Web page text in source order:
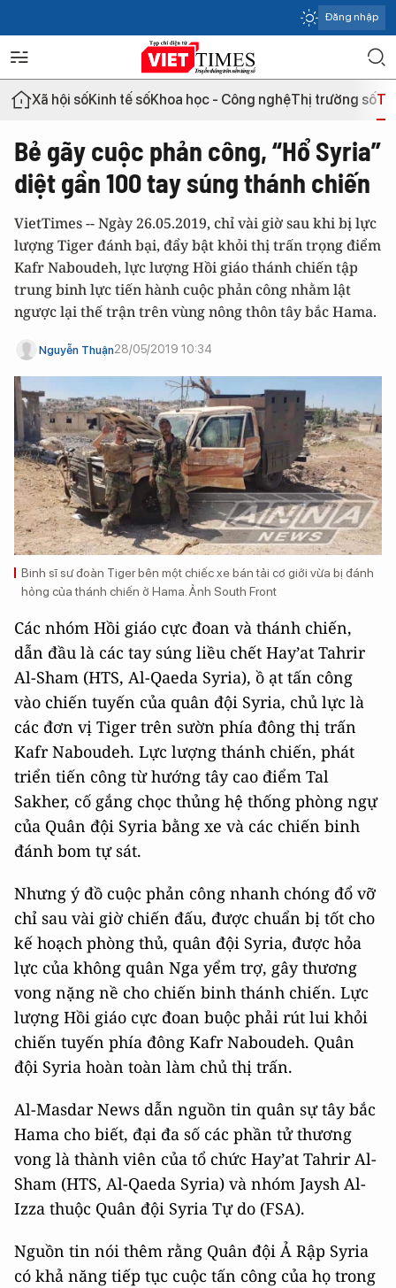
Đăng nhập
Xã hội sốKinh tế sốKhoa học - Công nghệThị trường số
Bẻ gãy cuộc phản công, “Hổ Syria”
diệt gần 100 tay súng thánh chiến
VietTimes -- Ngày 26.05.2019, chỉ vài giờ sau khi bị lực
lượng Tiger đánh bại, đẩy bật khỏi thị trấn trọng điểm
Kafr Naboudeh, lực lượng Hồi giáo thánh chiến tập
trung binh lực tiến hành cuộc phản công nhằm lật
ngược lại thế trận trên vùng nông thôn tây bắc Hama.
Nguyễn Thuận28/05/2019 10:34
Binh sĩ sư đoàn Tiger bên một chiếc xe bán tải cơ giới vừa bị đánh
hỏng của thánh chiến ở Hama. Ảnh South Front
Các nhóm Hồi giáo cực đoan và thánh chiến,
dẫn đầu là các tay súng liều chết Hay’at Tahrir
Al-Sham (HTS, Al-Qaeda Syria), ồ ạt tấn công
vào chiến tuyến của quân đội Syria, chủ lực là
các đơn vị Tiger trên sườn phía đông thị trấn
Kafr Naboudeh. Lực lượng thánh chiến, phát
triển tiến công từ hướng tây cao điểm Tal
Sakher, cố gắng chọc thủng hệ thống phòng ngự
của Quân đội Syria bằng xe và các chiến binh
đánh bom tự sát.
Nhưng ý đồ cuộc phản công nhanh chóng đổ vỡ
chỉ sau vài giờ chiến đấu, được chuẩn bị tốt cho
kế hoạch phòng thủ, quân đội Syria, được hỏa
lực của không quân Nga yểm trợ, gây thương
vong nặng nề cho chiến binh thánh chiến. Lực
lượng Hồi giáo cực đoan buộc phải rút lui khỏi
chiến tuyến phía đông Kafr Naboudeh. Quân
đội Syria hoàn toàn làm chủ thị trấn.
Al-Masdar News dẫn nguồn tin quân sự tây bắc
Hama cho biết, đại đa số các phần tử thương
vong là thành viên của tổ chức Hay’at Tahrir Al-
Sham (HTS, Al-Qaeda Syria) và nhóm Jaysh Al-
Izza thuộc Quân đội Syria Tự do (FSA).
Nguồn tin nói thêm rằng Quân đội Ả Rập Syria
có khả năng tiếp tục cuộc tấn công của họ trong